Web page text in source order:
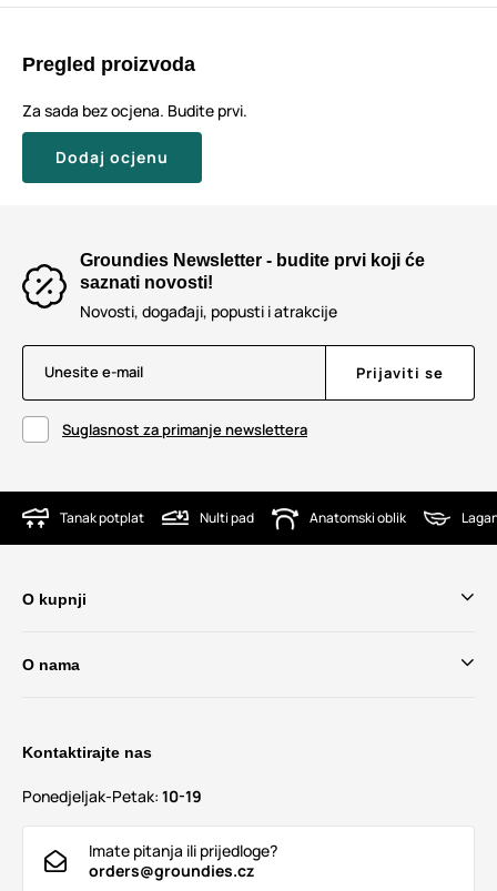
Pregled proizvoda
Za sada bez ocjena. Budite prvi.
Dodaj ocjenu
Groundies Newsletter - budite prvi koji će
saznati novosti!
Novosti, događaji, popusti i atrakcije
Unesite e-mail Prijaviti se
Suglasnost za primanje newslettera
Tanak potplat Nulti pad Anatomski oblik
O kupnji
O nama
Kontaktirajte nas
Ponedjeljak-Petak: 10-19
Imate pitanja ili prijedloge?
orders@groundies.cz